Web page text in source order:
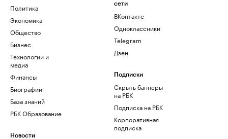
Политика
Экономика
Общество
Бизнес
Технологии и
медиа
Финансы
Биографии
База знаний
РБК Образование
Новости
сети
ВКонтакте
Одноклассники
Telegram
Дзен
Подписки
Скрыть баннеры
на РБК
Подписка на РБК
Корпоративная
подписка